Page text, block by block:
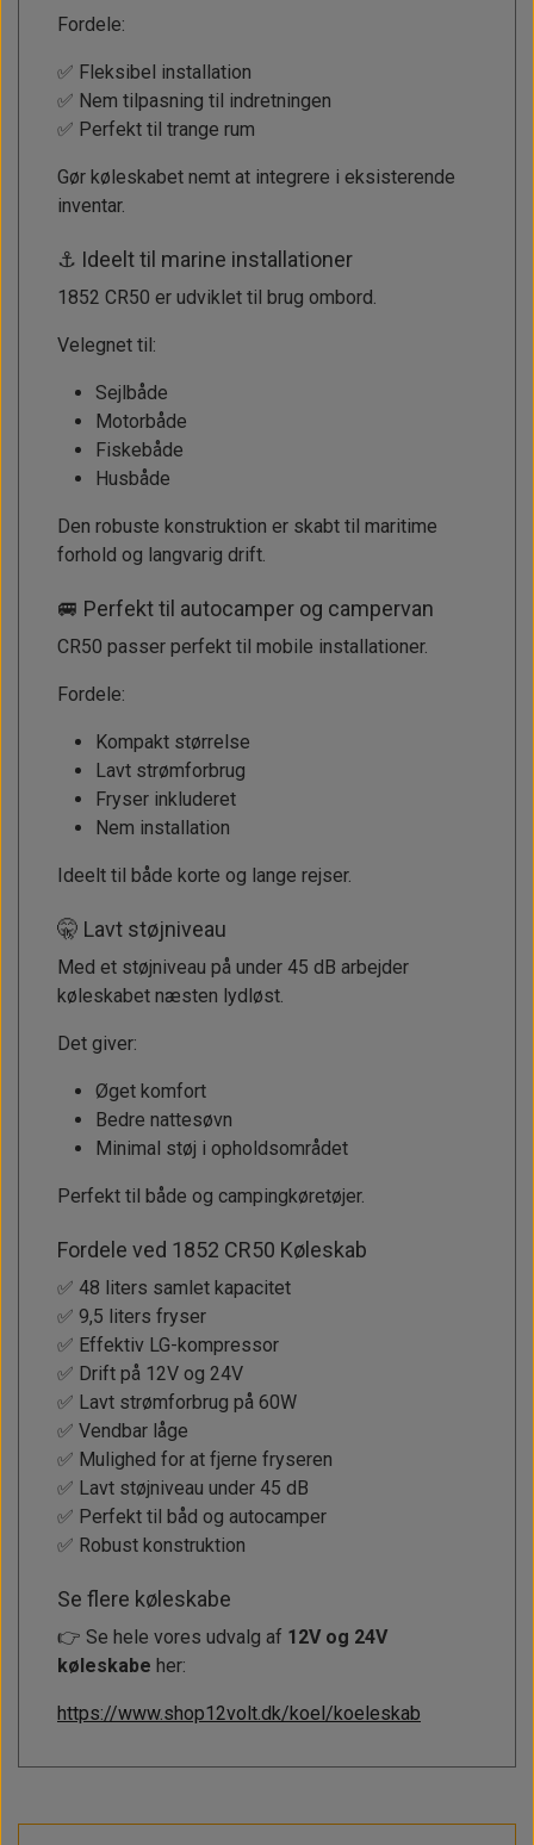
Fordele:
✅ Fleksibel installation
✅ Nem tilpasning til indretningen
✅ Perfekt til trange rum
Gør køleskabet nemt at integrere i eksisterende
inventar.
⚓ Ideelt til marine installationer
1852 CR50 er udviklet til brug ombord.
Velegnet til:
Sejlbåde
Motorbåde
Fiskebåde
Husbåde
Den robuste konstruktion er skabt til maritime
forhold og langvarig drift.
🚐 Perfekt til autocamper og campervan
CR50 passer perfekt til mobile installationer.
Fordele:
Kompakt størrelse
Lavt strømforbrug
Fryser inkluderet
Nem installation
Ideelt til både korte og lange rejser.
🤫 Lavt støjniveau
Med et støjniveau på under 45 dB arbejder
køleskabet næsten lydløst.
Det giver:
Øget komfort
Bedre nattesøvn
Minimal støj i opholdsområdet
Perfekt til både og campingkøretøjer.
Fordele ved 1852 CR50 Køleskab
✅ 48 liters samlet kapacitet
✅ 9,5 liters fryser
✅ Effektiv LG-kompressor
✅ Drift på 12V og 24V
✅ Lavt strømforbrug på 60W
✅ Vendbar låge
✅ Mulighed for at fjerne fryseren
✅ Lavt støjniveau under 45 dB
✅ Perfekt til båd og autocamper
✅ Robust konstruktion
Se flere køleskabe
👉 Se hele vores udvalg af 12V og 24V
køleskabe her:
https://www.shop12volt.dk/koel/koeleskab